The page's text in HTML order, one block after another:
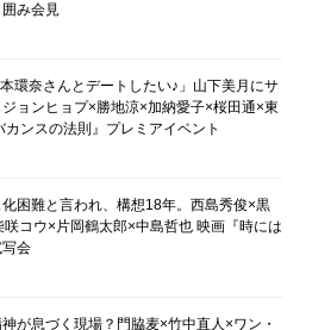
み会見
環奈さんとデートしたい♪」山下美月にサ
ョンヒョプ×勝地涼×加納愛子×桜田通×東
ンスの法則』プレミアイベント
困難と言われ、構想18年。西島秀俊×黒
コウ×片岡鶴太郎×中島哲也 映画『時には
会
が息づく現場？門脇麦×竹中直人×ワン・